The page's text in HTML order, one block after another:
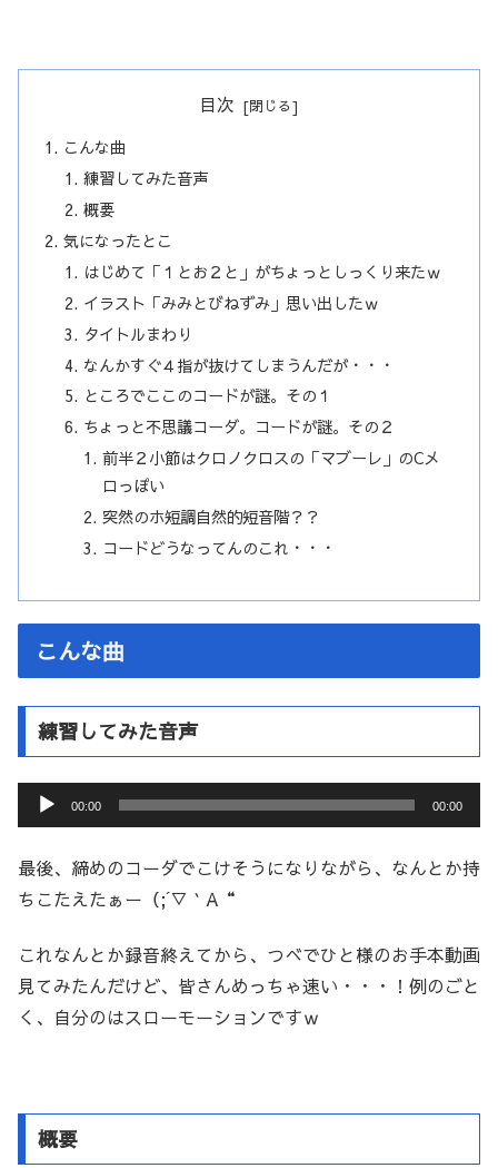
目次
こんな曲
練習してみた音声
概要
気になったとこ
はじめて「１とお２と」がちょっとしっくり来たｗ
イラスト「みみとびねずみ」思い出したｗ
タイトルまわり
なんかすぐ４指が抜けてしまうんだが・・・
ところでここのコードが謎。その１
ちょっと不思議コーダ。コードが謎。その２
前半２小節はクロノクロスの「マブーレ」のCメ
ロっぽい
突然のホ短調自然的短音階？？
コードどうなってんのこれ・・・
こんな曲
練習してみた音声
声
プ
レ
ヤ
ー
00:00 00:00
最後、締めのコーダでこけそうになりながら、なんとか持
ちこたえたぁー（;´▽｀A“
これなんとか録音終えてから、つべでひと様のお手本動画
見てみたんだけど、皆さんめっちゃ速い・・・！例のごと
く、自分のはスローモーションですｗ
概要